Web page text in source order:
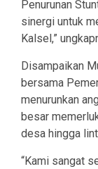
Penurunan
sinergi untuk
Kalsel,”
Disampaikan
bersama
menurunkan
besar
desa hingga
“Kami sangat